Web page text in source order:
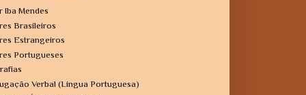
Iba Mendes
Brasileiros
Estrangeiros
Portugueses
Verbal (Língua Portuguesa)